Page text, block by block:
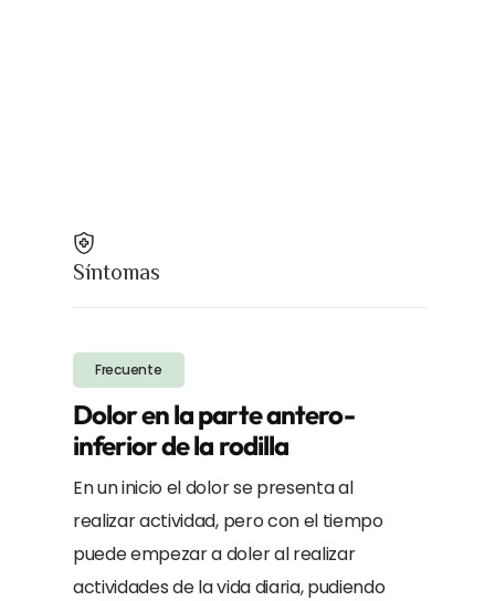
Síntomas
Frecuente
Dolor en la parte antero-
inferior de la rodilla
En un inicio el dolor se presenta al
realizar actividad, pero con el tiempo
puede empezar a doler al realizar
actividades de la vida diaria, pudiendo